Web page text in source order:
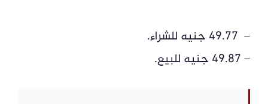
– 49.77 جنيه للشراء.
– 49.87 جنيه للبيع.